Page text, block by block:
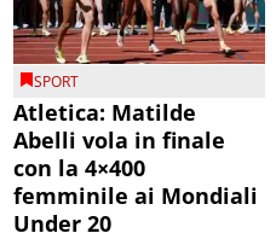
SPORT
Atletica: Matilde
Abelli vola in finale
con la 4×400
femminile ai Mondiali
Under 20